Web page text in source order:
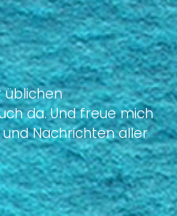
üblichen
da. Und freue mich
Nachrichten aller